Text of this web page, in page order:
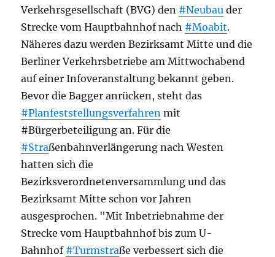
Verkehrsgesellschaft (BVG) den #Neubau der
Strecke vom Hauptbahnhof nach #Moabit.
Näheres dazu werden Bezirksamt Mitte und die
Berliner Verkehrsbetriebe am Mittwochabend
auf einer Infoveranstaltung bekannt geben.
Bevor die Bagger anrücken, steht das
#Planfeststellungsverfahren mit
#Bürgerbeteiligung an. Für die
#Straßenbahnverlängerung nach Westen
hatten sich die
Bezirksverordnetenversammlung und das
Bezirksamt Mitte schon vor Jahren
ausgesprochen. "Mit Inbetriebnahme der
Strecke vom Hauptbahnhof bis zum U-
Bahnhof #Turmstraße verbessert sich die